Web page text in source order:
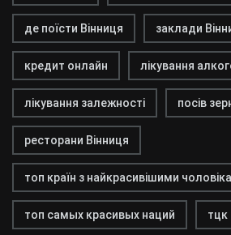
де поїсти Вінниця заклади
кредит онлайн лікування
лікування залежності посів
ресторани Вінниця
топ країн з найкрасивішими
топ самых красивых наций тцк